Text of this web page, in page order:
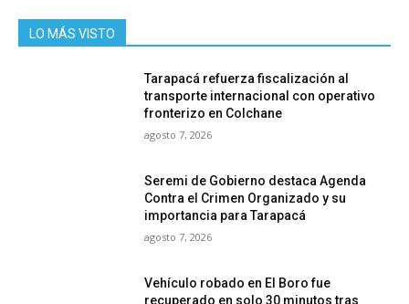
LO MÁS VISTO
Tarapacá refuerza fiscalización al
transporte internacional con operativo
fronterizo en Colchane
agosto 7, 2026
Seremi de Gobierno destaca Agenda
Contra el Crimen Organizado y su
importancia para Tarapacá
agosto 7, 2026
Vehículo robado en El Boro fue
recuperado en solo 30 minutos tras